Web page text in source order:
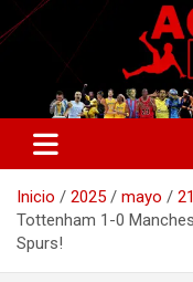
Saltar
al
Agente
La nueva generación
Inicio 2025 mayo
21
Tottenham 1-0
Spurs!